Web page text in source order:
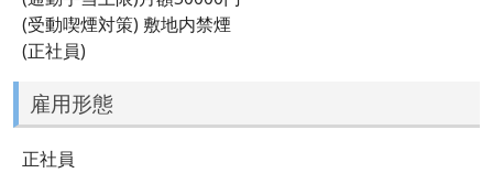
(受動喫煙対策) 敷地内禁煙
(正社員)
雇用形態
正社員